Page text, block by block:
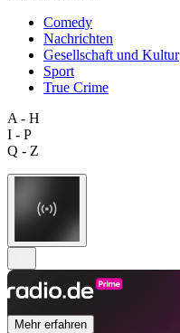
Comedy
Nachrichten
Gesellschaft und Kultur
Sport
True Crime
A - H
I - P
Q - Z
Mehr erfahren